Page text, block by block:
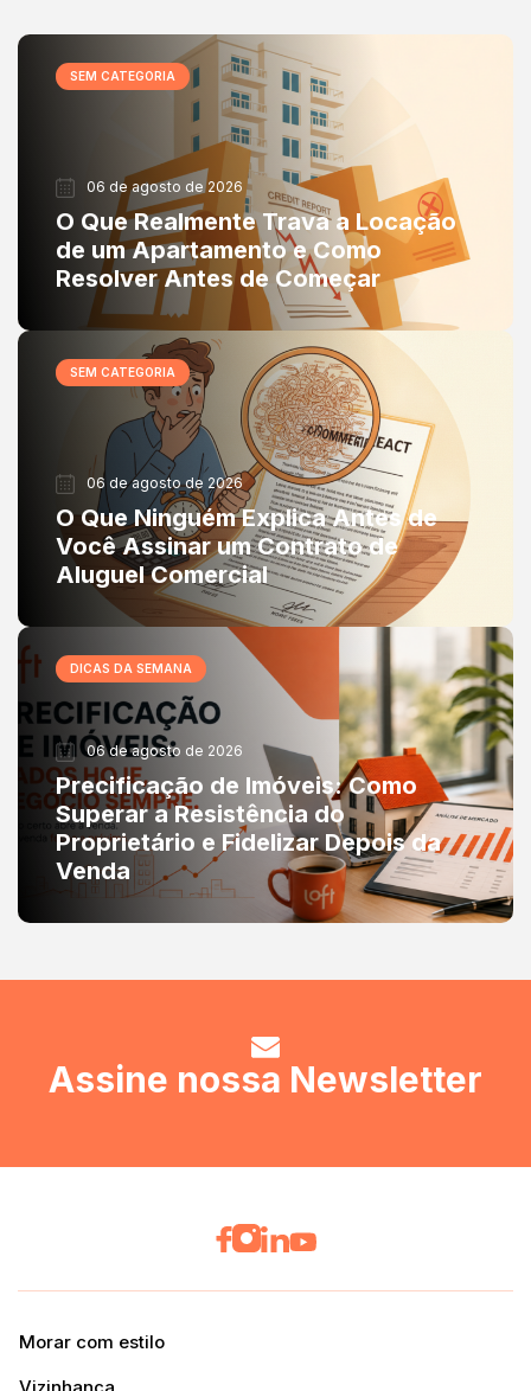
SEM CATEGORIA
06 de agosto de 2026
O Que Realmente Trava a Locação
de um Apartamento e Como
Resolver Antes de Começar
SEM CATEGORIA
06 de agosto de 2026
O Que Ninguém Explica Antes de
Você Assinar um Contrato de
Aluguel Comercial
DICAS DA SEMANA
06 de agosto de 2026
Precificação de Imóveis: Como
Superar a Resistência do
Proprietário e Fidelizar Depois da
Venda
Assine nossa Newsletter
Morar com estilo